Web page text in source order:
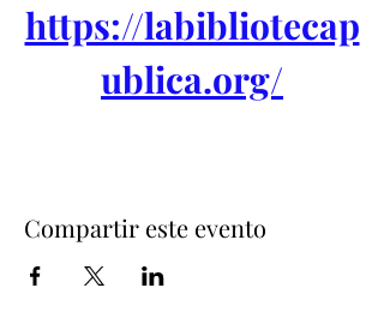
https://labibliotecap
ublica.org/
Compartir este evento